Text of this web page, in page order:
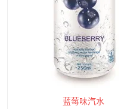
蓝莓味汽水